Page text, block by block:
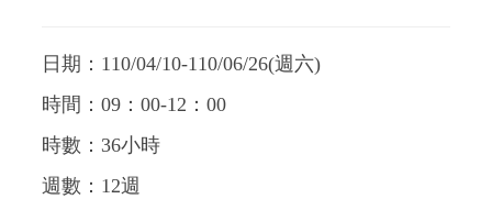
日期：110/04/10-110/06/26(週六)
時間：09：00-12：00
時數：36小時
週數：12週